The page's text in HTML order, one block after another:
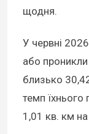
щодня.
У червні
або
близько
темп їхнього
1,01 кв. км